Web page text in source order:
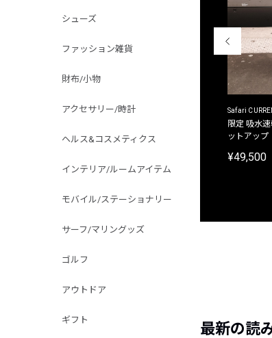
シューズ
ファッション雑貨
財布/小物
アクセサリー/時計
ヘルス&コスメティクス
インテリア/ルームアイテム
モバイル/ステーショナリー
サーフ/マリングッズ
ゴルフ
アウトドア
ギフト
Safari
限定 吸水
ットアップ
¥49,500
最新の読